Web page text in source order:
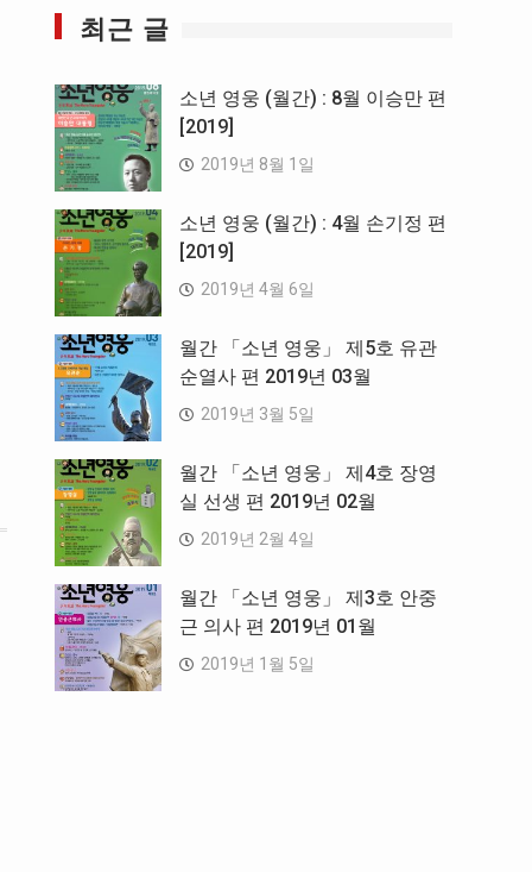
최근 글
소년 영웅 (월간) : 8월 이승만 편
[2019]
2019년 8월 1일
소년 영웅 (월간) : 4월 손기정 편
[2019]
2019년 4월 6일
월간 「소년 영웅」 제5호 유관
순열사 편 2019년 03월
2019년 3월 5일
월간 「소년 영웅」 제4호 장영
실 선생 편 2019년 02월
2019년 2월 4일
월간 「소년 영웅」 제3호 안중
근 의사 편 2019년 01월
2019년 1월 5일